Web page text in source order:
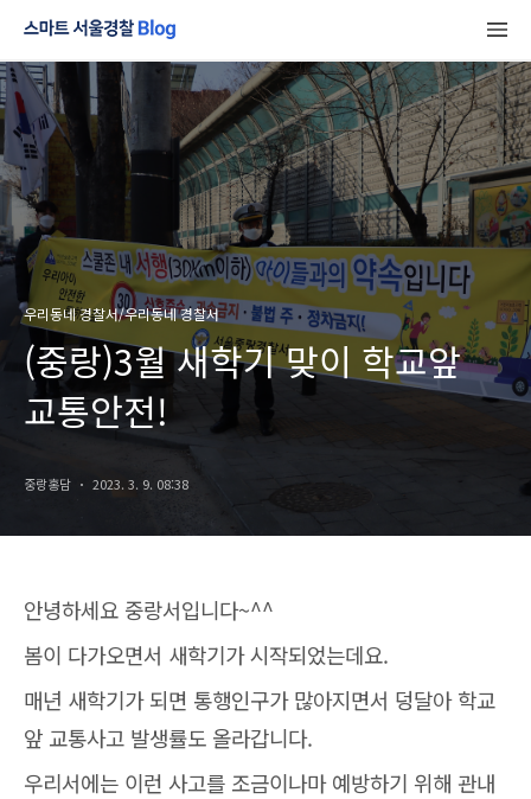
우리동네 경찰서/우리동네 경찰서
(중랑)3월 새학기 맞이 학교앞
교통안전!
중랑홍담 2023. 3. 9. 08:38
안녕하세요 중랑서입니다~^^
봄이 다가오면서 새학기가 시작되었는데요.
매년 새학기가 되면 통행인구가 많아지면서 덩달아 학교
앞 교통사고 발생률도 올라갑니다.
우리서에는 이런 사고를 조금이나마 예방하기 위해 관내